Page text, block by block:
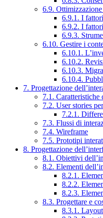
6.9.
6.9.1. I fattori
6.9.2. I fattori
6.9.3.
6.10. Gestire i
6.10.1.
6.10.2.
6.10.3.
6.10.4.
7. Progettazione
7.1. Caratteristiche
7.2. User stories
7.2.1.
7.3. Flussi di
7.4. Wireframe
7.5. Prototipi
8. Progettazione
8.1. Obiettivi
8.2. Elementi
8.2.1.
8.2.2.
8.2.3.
8.3. Progettare e
8.3.1.